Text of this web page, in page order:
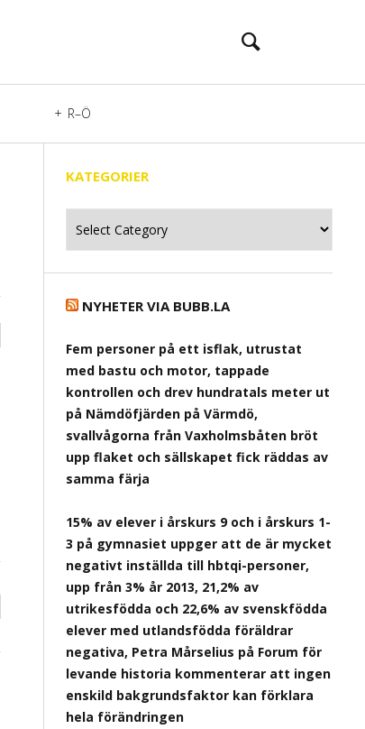
R–Ö
KATEGORIER
NYHETER VIA BUBB.LA
Fem personer på ett isflak, utrustat
med bastu och motor, tappade
kontrollen och drev hundratals meter ut
på Nämdöfjärden på Värmdö,
svallvågorna från Vaxholmsbåten bröt
upp flaket och sällskapet fick räddas av
samma färja
15% av elever i årskurs 9 och i årskurs 1-
3 på gymnasiet uppger att de är mycket
negativt inställda till hbtqi-personer,
upp från 3% år 2013, 21,2% av
utrikesfödda och 22,6% av svenskfödda
elever med utlandsfödda föräldrar
negativa, Petra Mårselius på Forum för
levande historia kommenterar att ingen
enskild bakgrundsfaktor kan förklara
hela förändringen